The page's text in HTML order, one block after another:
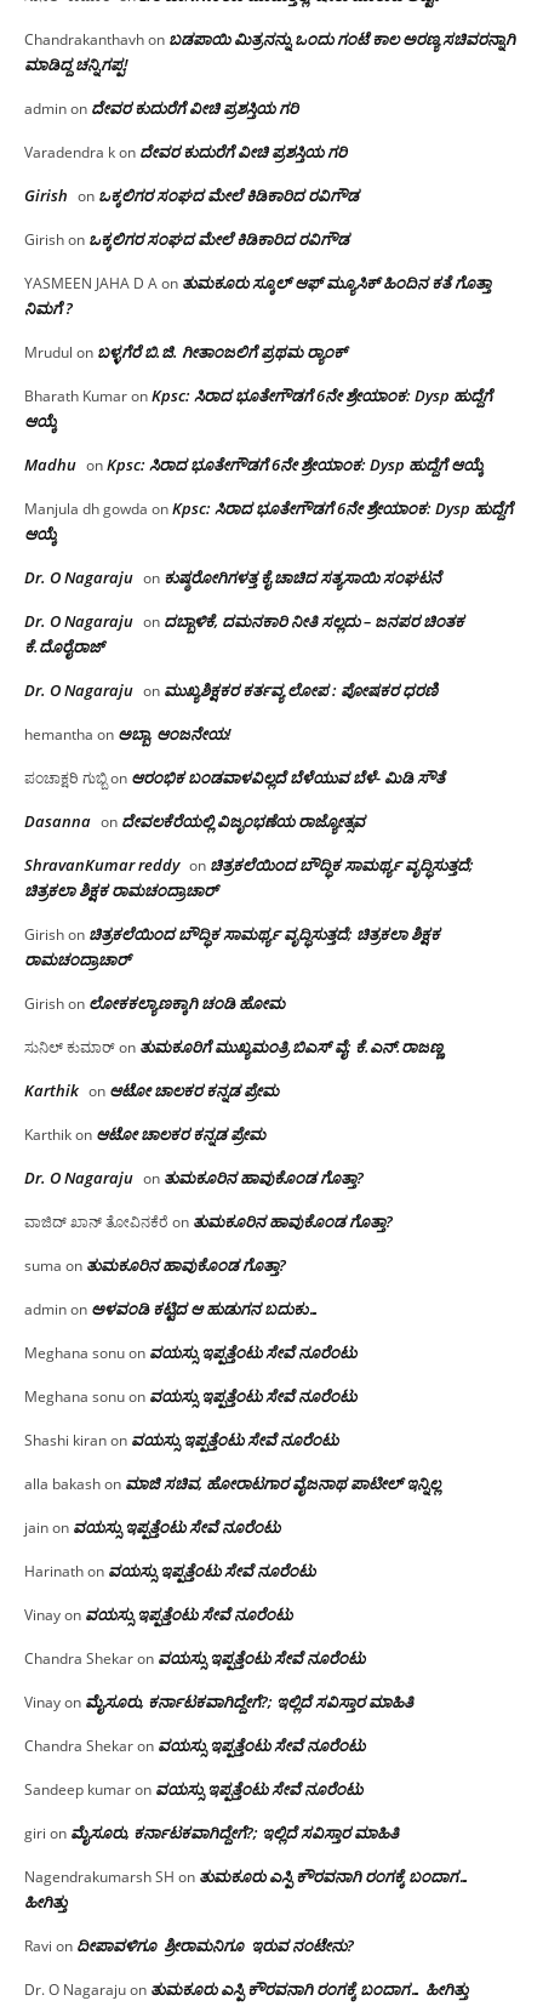
Chandrakanthavhon ಬಡಪಾಯಿ ಮಿತ್ರನನ್ನು ಒಂದು ಗಂಟೆ ಕಾಲ ಅರಣ್ಯ ಸಚಿವರನ್ನಾಗಿ
ಮಾಡಿದ್ದ ಚನ್ನಿಗಪ್ಪ!
adminon ದೇವರ ಕುದುರೆಗೆ ವೀಚಿ ಪ್ರಶಸ್ತಿಯ ಗರಿ
Varadendra kon ದೇವರ ಕುದುರೆಗೆ ವೀಚಿ ಪ್ರಶಸ್ತಿಯ ಗರಿ
Girish on ಒಕ್ಕಲಿಗರ ಸಂಘದ ಮೇಲೆ ಕಿಡಿಕಾರಿದ ರವಿಗೌಡ
Girishon ಒಕ್ಕಲಿಗರ ಸಂಘದ ಮೇಲೆ ಕಿಡಿಕಾರಿದ ರವಿಗೌಡ
YASMEEN JAHA D Aon ತುಮಕೂರು ಸ್ಕೂಲ್ ಆಫ್ ಮ್ಯೂಸಿಕ್ ಹಿಂದಿನ ಕತೆ ಗೊತ್ತಾ
ನಿಮಗೆ ?
Mrudul on ಬಳ್ಳಗೆರೆ ಬಿ.ಜಿ. ಗೀತಾಂಜಲಿಗೆ ಪ್ರಥಮ ರ‌್ಯಾಂಕ್
Bharath KumaronKpsc: ಸಿರಾದ ಭೂತೇಗೌಡಗೆ 6ನೇ ಶ್ರೇಯಾಂಕ: Dysp ಹುದ್ದೆಗೆ
ಆಯ್ಕೆ
Madhu onKpsc: ಸಿರಾದ ಭೂತೇಗೌಡಗೆ 6ನೇ ಶ್ರೇಯಾಂಕ: Dysp ಹುದ್ದೆಗೆ ಆಯ್ಕೆ
Manjula dh gowda onKpsc: ಸಿರಾದ ಭೂತೇಗೌಡಗೆ 6ನೇ ಶ್ರೇಯಾಂಕ: Dysp ಹುದ್ದೆಗೆ
ಆಯ್ಕೆ
Dr. O Nagaraju on ಕುಷ್ಠರೋಗಿಗಳತ್ತ ಕೈ ಚಾಚಿದ ಸತ್ಯಸಾಯಿ ಸಂಘಟನೆ
Dr. O Nagaraju on ದಬ್ಬಾಳಿಕೆ, ದಮನಕಾರಿ ನೀತಿ ಸಲ್ಲದು – ಜನಪರ ಚಿಂತಕ
ಕೆ.ದೊರೈರಾಜ್
Dr. O Nagaraju on ಮುಖ್ಯಶಿಕ್ಷಕರ ಕರ್ತವ್ಯ ಲೋಪ : ಪೋಷಕರ ಧರಣಿ
hemantha on ಅಬ್ಬಾ, ಆಂಜನೇಯ!
ಪಂಚಾಕ್ಷರಿ ಗುಬ್ಬಿon ಆರಂಭಿಕ ಬಂಡವಾಳವಿಲ್ಲದೆ ಬೆಳೆಯುವ ಬೆಳೆ- ಮಿಡಿ ಸೌತೆ
Dasanna on ದೇವಲಕೆರೆಯಲ್ಲಿ ವಿಜೃಂಭಣೆಯ ರಾಜ್ಯೋತ್ಸವ
ShravanKumar reddy on ಚಿತ್ರಕಲೆಯಿಂದ ಬೌದ್ಧಿಕ ಸಾಮರ್ಥ್ಯ ವೃದ್ಧಿಸುತ್ತದೆ;
ಚಿತ್ರಕಲಾ ಶಿಕ್ಷಕ ರಾಮಚಂದ್ರಾಚಾರ್
Girishon ಚಿತ್ರಕಲೆಯಿಂದ ಬೌದ್ಧಿಕ ಸಾಮರ್ಥ್ಯ ವೃದ್ಧಿಸುತ್ತದೆ; ಚಿತ್ರಕಲಾ ಶಿಕ್ಷಕ
ರಾಮಚಂದ್ರಾಚಾರ್
Girishon ಲೋಕಕಲ್ಯಾಣಕ್ಕಾಗಿ ಚಂಡಿ ಹೋಮ
ಸುನಿಲ್ ಕುಮಾರ್on ತುಮಕೂರಿಗೆ ಮುಖ್ಯಮಂತ್ರಿ ಬಿಎಸ್ ವೈ: ಕೆ.ಎನ್.ರಾಜಣ್ಣ
Karthik on ಆಟೋ ಚಾಲಕರ ಕನ್ನಡ ಪ್ರೇಮ
Karthikon ಆಟೋ ಚಾಲಕರ ಕನ್ನಡ ಪ್ರೇಮ
Dr. O Nagaraju on ತುಮಕೂರಿನ ಹಾವುಕೊಂಡ ಗೊತ್ತಾ?
ವಾಜಿದ್ ಖಾನ್ ತೋವಿನಕೆರೆ on ತುಮಕೂರಿನ ಹಾವುಕೊಂಡ ಗೊತ್ತಾ?
suma on ತುಮಕೂರಿನ ಹಾವುಕೊಂಡ ಗೊತ್ತಾ?
adminon ಅಳವಂಡಿ ಕಟ್ಟಿದ ಆ ಹುಡುಗನ ಬದುಕು…
Meghana sonuon ವಯಸ್ಸು ಇಪ್ಪತ್ತೆಂಟು ಸೇವೆ ನೂರೆಂಟು
Meghana sonuon ವಯಸ್ಸು ಇಪ್ಪತ್ತೆಂಟು ಸೇವೆ ನೂರೆಂಟು
Shashi kiranon ವಯಸ್ಸು ಇಪ್ಪತ್ತೆಂಟು ಸೇವೆ ನೂರೆಂಟು
alla bakashon ಮಾಜಿ ಸಚಿವ, ಹೋರಾಟಗಾರ ವೈಜನಾಥ ಪಾಟೀಲ್ ಇನ್ನಿಲ್ಲ
jainon ವಯಸ್ಸು ಇಪ್ಪತ್ತೆಂಟು ಸೇವೆ ನೂರೆಂಟು
Harinathon ವಯಸ್ಸು ಇಪ್ಪತ್ತೆಂಟು ಸೇವೆ ನೂರೆಂಟು
Vinayon ವಯಸ್ಸು ಇಪ್ಪತ್ತೆಂಟು ಸೇವೆ ನೂರೆಂಟು
Chandra Shekaron ವಯಸ್ಸು ಇಪ್ಪತ್ತೆಂಟು ಸೇವೆ ನೂರೆಂಟು
Vinayon ಮೈಸೂರು, ಕರ್ನಾಟಕವಾಗಿದ್ದೇಗೆ?; ಇಲ್ಲಿದೆ ಸವಿಸ್ತಾರ ಮಾಹಿತಿ
Chandra Shekaron ವಯಸ್ಸು ಇಪ್ಪತ್ತೆಂಟು ಸೇವೆ ನೂರೆಂಟು
Sandeep kumaron ವಯಸ್ಸು ಇಪ್ಪತ್ತೆಂಟು ಸೇವೆ ನೂರೆಂಟು
giri on ಮೈಸೂರು, ಕರ್ನಾಟಕವಾಗಿದ್ದೇಗೆ?; ಇಲ್ಲಿದೆ ಸವಿಸ್ತಾರ ಮಾಹಿತಿ
Nagendrakumarsh SH on ತುಮಕೂರು ಎಸ್ಪಿ ಕೌರವನಾಗಿ ರಂಗಕ್ಕೆ ಬಂದಾಗ…
ಹೀಗಿತ್ತು
Ravi on ದೀಪಾವಳಿಗೂ ಶ್ರೀರಾಮನಿಗೂ ಇರುವ ನಂಟೇನು?
Dr. O Nagarajuon ತುಮಕೂರು ಎಸ್ಪಿ ಕೌರವನಾಗಿ ರಂಗಕ್ಕೆ ಬಂದಾಗ… ಹೀಗಿತ್ತು